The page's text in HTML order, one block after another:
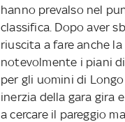
hanno prevalso nel
classifica. Dopo aver
riuscita a fare anche
notevolmente i piani
per gli uomini di
inerzia della gara gira
a cercare il pareggio